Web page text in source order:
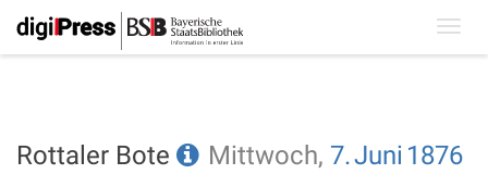
Rottaler Bote Mittwoch, 7.Juni 1876